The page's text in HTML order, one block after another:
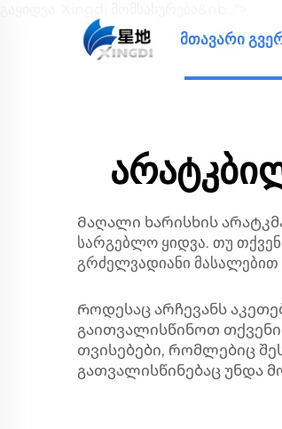
ᲛᲗᲐᲕᲐᲠᲘ
Მაღალი ხარისხის
სარგებლო ყიდვა. თუ
გრძელვადიანი მასალებით
Როდესაც არჩევანს
გაითვალისწინოთ თქვენი
თვისებები, რომლებიც
გათვალისწინებაც უნდა